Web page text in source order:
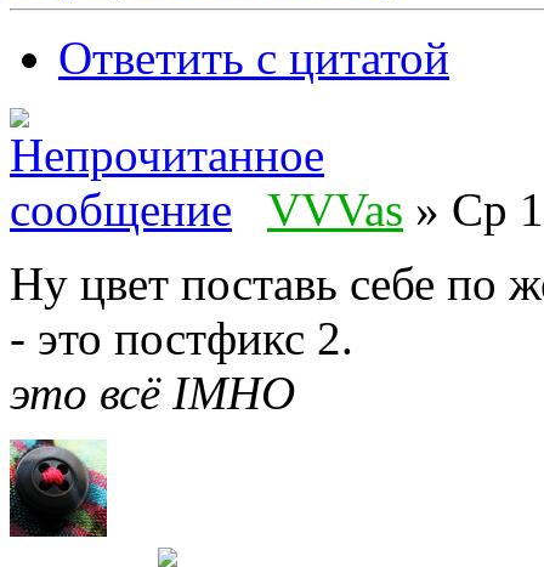
Ответить с цитатой
VVVas » Ср
Ну цвет поставь себе по
- это постфикс 2.
это всё IMHO